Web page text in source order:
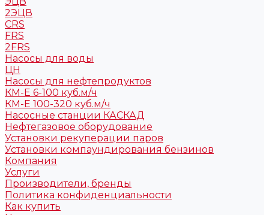
2ЭЦВ
CRS
FRS
2FRS
Насосы для воды
ЦН
Насосы для нефтепродуктов
КМ-Е 6-100 куб.м/ч
КМ-Е 100-320 куб.м/ч
Насосные станции КАСКАД
Нефтегазовое оборудование
Установки рекуперации паров
Установки компаундирования бензинов
Компания
Услуги
Производители, бренды
Политика конфиденциальности
Как купить